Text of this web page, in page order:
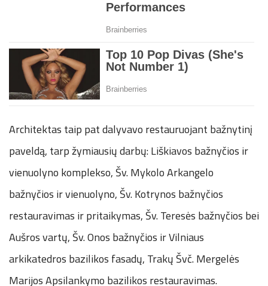
Architektas taip pat dalyvavo restauruojant bažnytinį
paveldą, tarp žymiausių darbų: Liškiavos bažnyčios ir
vienuolyno komplekso, Šv. Mykolo Arkangelo
bažnyčios ir vienuolyno, Šv. Kotrynos bažnyčios
restauravimas ir pritaikymas, Šv. Teresės bažnyčios bei
Aušros vartų, Šv. Onos bažnyčios ir Vilniaus
arkikatedros bazilikos fasadų, Trakų Švč. Mergelės
Marijos Apsilankymo bazilikos restauravimas.